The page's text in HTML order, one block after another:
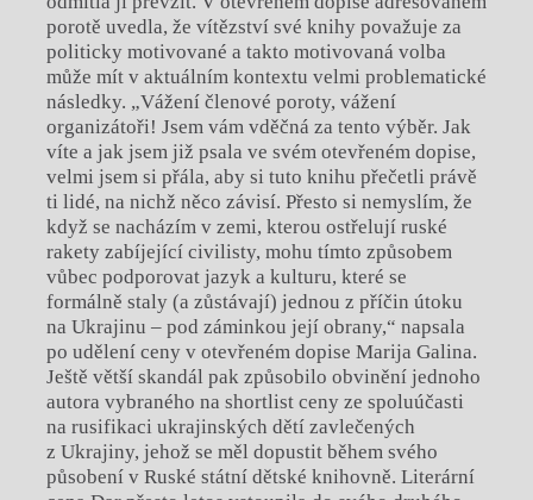
porotě uvedla, že vítězství své knihy považuje za
politicky motivované a takto motivovaná volba
může mít v aktuálním kontextu velmi problematické
následky. „Vážení členové poroty, vážení
organizátoři! Jsem vám vděčná za tento výběr. Jak
víte a jak jsem již psala ve svém otevřeném dopise,
velmi jsem si přála, aby si tuto knihu přečetli právě
ti lidé, na nichž něco závisí. Přesto si nemyslím, že
když se nacházím v zemi, kterou ostřelují ruské
rakety zabíjející civilisty, mohu tímto způsobem
vůbec podporovat jazyk a kulturu, které se
formálně staly (a zůstávají) jednou z příčin útoku
na Ukrajinu – pod záminkou její obrany,“ napsala
po udělení ceny v otevřeném dopise Marija Galina.
Ještě větší skandál pak způsobilo obvinění jednoho
autora vybraného na shortlist ceny ze spoluúčasti
na rusifikaci ukrajinských dětí zavlečených
z Ukrajiny, jehož se měl dopustit během svého
působení v Ruské státní dětské knihovně. Literární